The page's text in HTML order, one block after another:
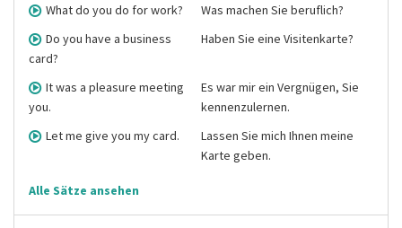
What do you do for work?
Was machen Sie beruflich?
Do you have a business
card?
Haben Sie eine Visitenkarte?
It was a pleasure meeting
you.
Es war mir ein Vergnügen, Sie
kennenzulernen.
Let me give you my card.
Lassen Sie mich Ihnen meine
Karte geben.
Alle Sätze ansehen